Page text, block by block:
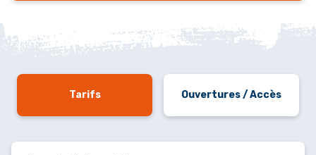
Tarifs Ouvertures / Accès